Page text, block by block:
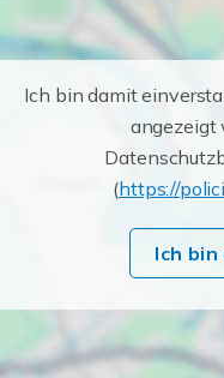
Ich bin damit
angezeigt
(https://
Ich